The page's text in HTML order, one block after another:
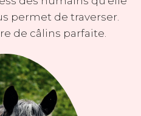
permet de traverser.
de câlins parfaite.